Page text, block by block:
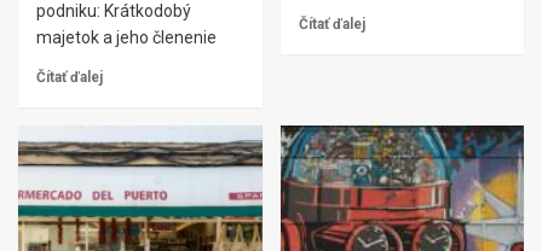
podniku: Krátkodobý
majetok a jeho členenie
Čítať ďalej
Čítať ďalej